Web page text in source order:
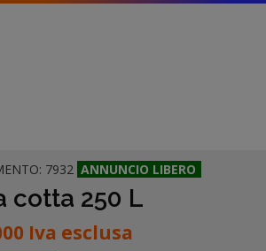
7932 ANNUNCIO LIBERO
cotta 250 L
Iva esclusa